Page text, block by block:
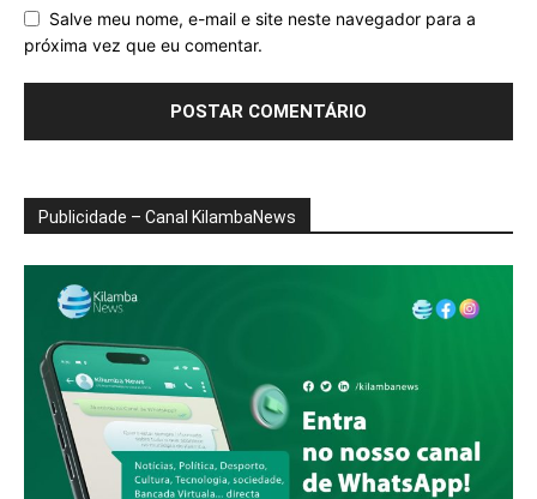
Salve meu nome, e-mail e site neste navegador para a
próxima vez que eu comentar.
Publicidade – Canal KilambaNews